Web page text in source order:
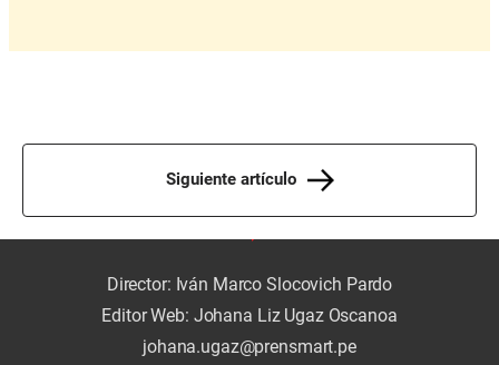
Siguiente artículo
Director: Iván Marco Slocovich Pardo
Editor Web: Johana Liz Ugaz Oscanoa
johana.ugaz@prensmart.pe